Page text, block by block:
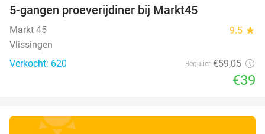
5-gangen proeverijdiner bij Markt45
Markt 45 9.5 star
Vlissingen
Verkocht: 620
Regulier €59,05
€39